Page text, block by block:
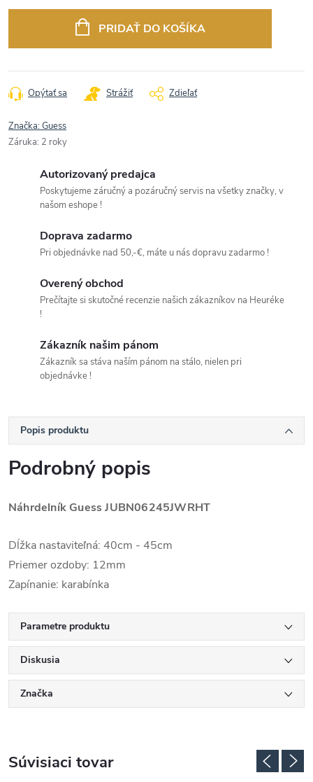
PRIDAŤ DO KOŠÍKA
Opýtať sa Strážiť Zdieľať
Značka:Guess
Záruka: 2 roky
Autorizovaný predajca
Poskytujeme záručný a pozáručný servis na všetky značky, v
našom eshope !
Doprava zadarmo
Pri objednávke nad 50,-€, máte u nás dopravu zadarmo !
Overený obchod
Prečítajte si skutočné recenzie našich zákazníkov na Heuréke
!
Zákazník našim pánom
Zákazník sa stáva naším pánom na stálo, nielen pri
objednávke !
Popis produktu
Podrobný popis
Náhrdelník GuessJUBN06245JWRHT
Dĺžka nastaviteľná: 40cm - 45cm
Priemer ozdoby: 12mm
Zapínanie: karabínka
Parametre produktu
Diskusia
Značka
Súvisiaci tovar